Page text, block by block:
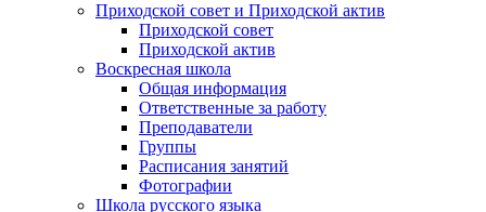
Приходской совет и Приходской актив
Приходской совет
Приходской актив
Воскресная школа
Общая информация
Ответственные за работу
Преподаватели
Группы
Расписания занятий
Фотографии
Школа русского языка